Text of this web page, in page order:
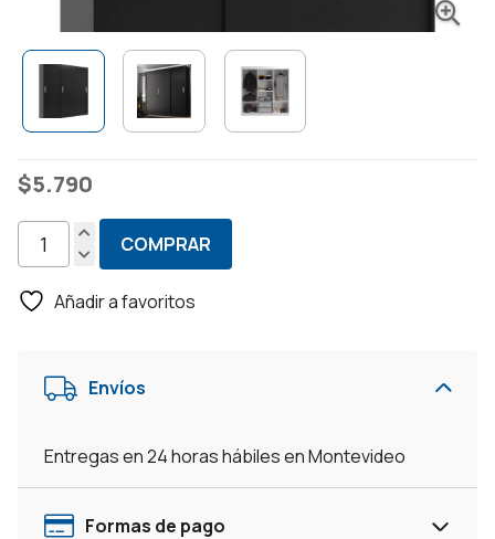
$5.790
Ropero
3
COMPRAR
Añadir a favoritos
Envíos
Entregas en 24 horas hábiles en Montevideo
Formas de pago